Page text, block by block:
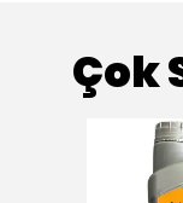
Çok